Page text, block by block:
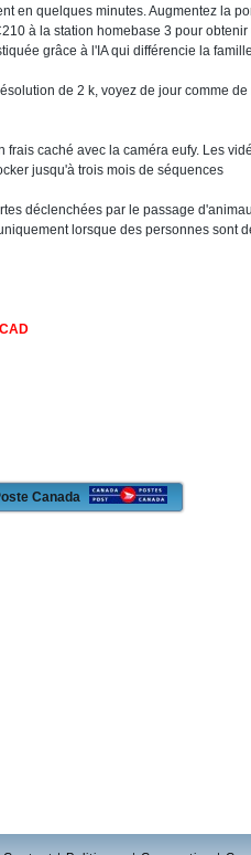
en quelques minutes. Augmentez la
à la station homebase 3 pour
grâce à l'IA qui différencie la
de 2 k, voyez de jour comme
frais caché avec la caméra eufy. Les
jusqu'à trois mois de séquences
déclenchées par le passage
lorsque des personnes sont
Canada